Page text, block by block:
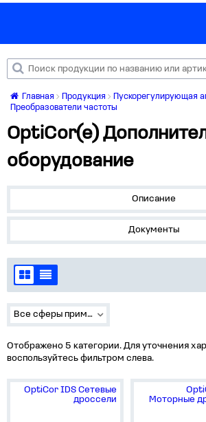
Главная Продукция
Пускорегулирующая
Преобразователи частоты
OptiCor(e)
оборудование
Описание
Документы
Все сферы применения
Отображено 5 категории. Для уточнения
воспользуйтесь фильтром слева.
OptiCor IDS Сетевые
дроссели
Моторные